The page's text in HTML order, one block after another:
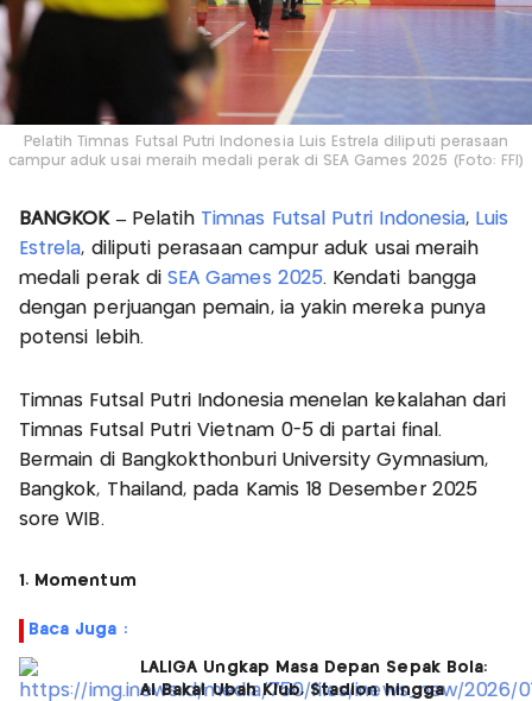
Pelatih Timnas Futsal Putri Indonesia Luis Estrela diliputi perasaan
campur aduk usai meraih medali perak di SEA Games 2025 (Foto: FFI)
BANGKOK – Pelatih Timnas Futsal Putri Indonesia, Luis
Estrela, diliputi perasaan campur aduk usai meraih
medali perak diSEA Games 2025. Kendati bangga
dengan perjuangan pemain, ia yakin mereka punya
potensi lebih.
Timnas Futsal Putri Indonesia menelan kekalahan dari
Timnas Futsal Putri Vietnam 0-5 di partai final.
Bermain di Bangkokthonburi University Gymnasium,
Bangkok, Thailand, pada Kamis 18 Desember 2025
sore WIB.
1. Momentum
Baca Juga :
LALIGA Ungkap Masa Depan Sepak Bola:
AI Bakal Ubah Klub, Stadion hingga